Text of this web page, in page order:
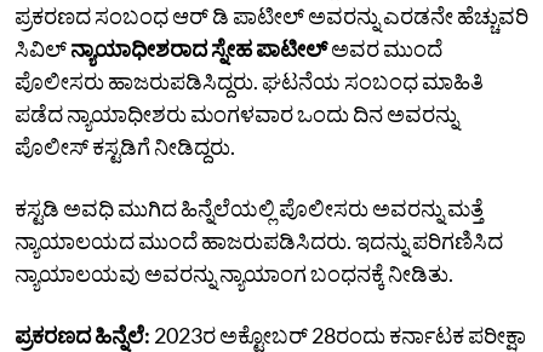
ಪ್ರಕರಣದ ಸಂಬಂಧ ಆರ್‌ ಡಿ ಪಾಟೀಲ್‌ ಅವರನ್ನು ಎರಡನೇ ಹೆಚ್ಚುವರಿ
ಸಿವಿಲ್‌ನ್ಯಾಯಾಧೀಶರಾದ ಸ್ನೇಹ ಪಾಟೀಲ್‌ಅವರ ಮುಂದೆ
ಪೊಲೀಸರು ಹಾಜರುಪಡಿಸಿದ್ದರು. ಘಟನೆಯ ಸಂಬಂಧ ಮಾಹಿತಿ
ಪಡೆದ ನ್ಯಾಯಾಧೀಶರು ಮಂಗಳವಾರ ಒಂದು ದಿನ ಅವರನ್ನು
ಪೊಲೀಸ್‌ ಕಸ್ಟಡಿಗೆ ನೀಡಿದ್ದರು.
ಕಸ್ಟಡಿ ಅವಧಿ ಮುಗಿದ ಹಿನ್ನೆಲೆಯಲ್ಲಿ ಪೊಲೀಸರು ಅವರನ್ನು ಮತ್ತೆ
ನ್ಯಾಯಾಲಯದ ಮುಂದೆ ಹಾಜರುಪಡಿಸಿದರು. ಇದನ್ನು ಪರಿಗಣಿಸಿದ
ನ್ಯಾಯಾಲಯವು ಅವರನ್ನು ನ್ಯಾಯಾಂಗ ಬಂಧನಕ್ಕೆ ನೀಡಿತು.
ಪ್ರಕರಣದ ಹಿನ್ನೆಲೆ: 2023ರ ಅಕ್ಟೋಬರ್‌ 28ರಂದು ಕರ್ನಾಟಕ ಪರೀಕ್ಷಾ